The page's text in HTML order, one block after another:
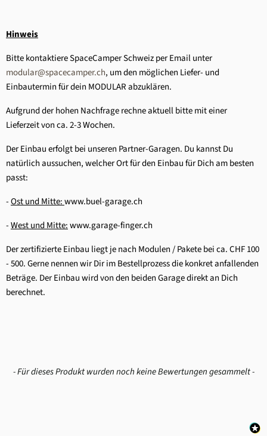
Hinweis
Bitte kontaktiere SpaceCamper Schweiz per Email unter
modular@spacecamper.ch, um den möglichen Liefer- und
Einbautermin für dein MODULAR abzuklären.
Aufgrund der hohen Nachfrage rechne aktuell bitte mit einer
Lieferzeit von ca. 2-3 Wochen.
Der Einbau erfolgt bei unseren Partner-Garagen. Du kannst Du
natürlich aussuchen, welcher Ort für den Einbau für Dich am besten
passt:
-Ost und Mitte:www.buel-garage.ch
-West und Mitte:www.garage-finger.ch
Der zertifizierte Einbau liegt je nach Modulen / Pakete bei ca. CHF 100
- 500. Gerne nennen wir Dir im Bestellprozess die konkret anfallenden
Beträge. Der Einbau wird von den beiden Garage direkt an Dich
berechnet.
- Für dieses Produkt wurden noch keine Bewertungen gesammelt -
New content loaded